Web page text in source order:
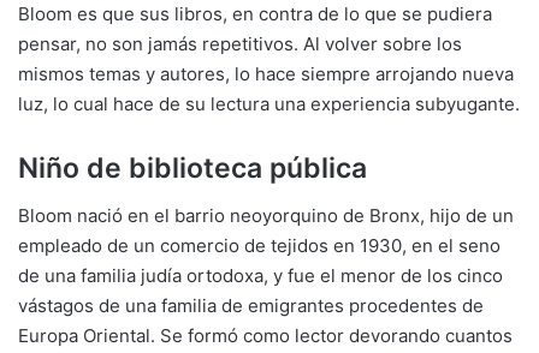
Bloom es que sus libros, en contra de lo que se pudiera
pensar, no son jamás repetitivos. Al volver sobre los
mismos temas y autores, lo hace siempre arrojando nueva
luz, lo cual hace de su lectura una experiencia subyugante.
Niño de biblioteca pública
Bloom nació en el barrio neoyorquino de Bronx, hijo de un
empleado de un comercio de tejidos en 1930, en el seno
de una familia judía ortodoxa, y fue el menor de los cinco
vástagos de una familia de emigrantes procedentes de
Europa Oriental. Se formó como lector devorando cuantos